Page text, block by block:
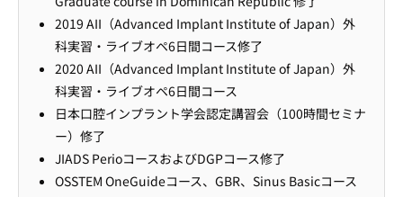
2019 AII（Advanced Implant Institute of Japan）外
科実習・ライブオペ6日間コース修了
2020 AII（Advanced Implant Institute of Japan）外
科実習・ライブオペ6日間コース
日本口腔インプラント学会認定講習会（100時間セミナ
ー）修了
JIADS PerioコースおよびDGPコース修了
OSSTEM OneGuideコース、GBR、Sinus Basicコース